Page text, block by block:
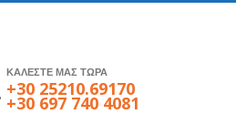
ΚΑΛΕΣΤΕ ΜΑΣ ΤΩΡΑ
+30 25210.69170
+30 697 740 4081